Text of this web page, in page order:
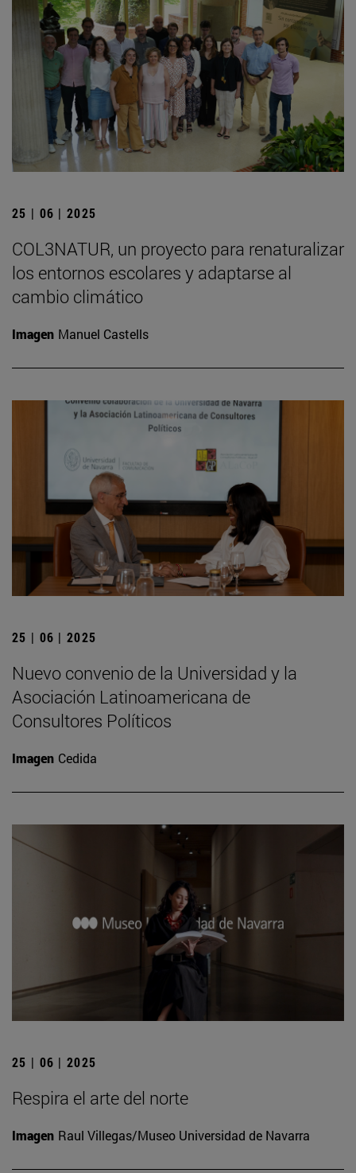
25 | 06 | 2025
COL3NATUR, un proyecto para renaturalizar
los entornos escolares y adaptarse al
cambio climático
Imagen Manuel Castells
25 | 06 | 2025
Nuevo convenio de la Universidad y la
Asociación Latinoamericana de
Consultores Políticos
Imagen Cedida
25 | 06 | 2025
Respira el arte del norte
Imagen Raul Villegas/Museo Universidad de Navarra